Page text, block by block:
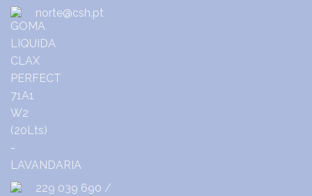
norte@csh.pt
229 039 690 /